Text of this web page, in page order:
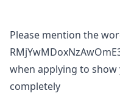
Please mention the
when applying to
completely